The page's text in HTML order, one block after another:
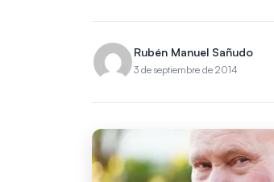
Rubén Manuel Sañudo
3 de septiembre de 2014